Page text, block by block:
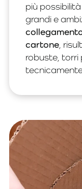
più
grandi e
cartone ,
robuste, torri